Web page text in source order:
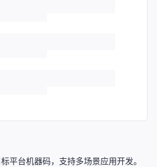
平台机器码，支持多场景应用开发。